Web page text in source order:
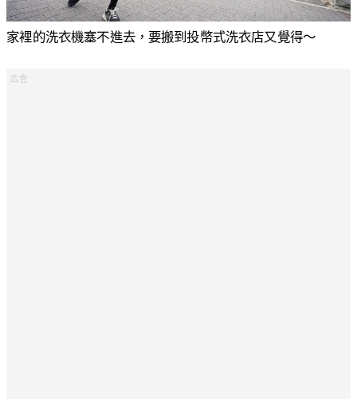
家裡的洗衣機塞不進去，要搬到投幣式洗衣店又覺得〜